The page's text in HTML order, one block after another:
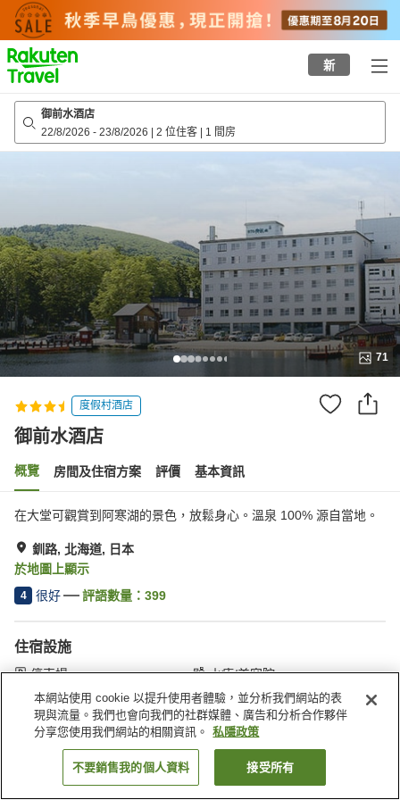
to
top
page
新
御前水酒店
22/8/2026 - 23/8/2026 | 2 位住客 | 1 間房
71
度假村酒店
御前水酒店
概覽 房間及住宿方案 評價 基本資訊
在大堂可觀賞到阿寒湖的景色，放鬆身心。溫泉 100% 源自當地。
釧路, 北海道, 日本
於地圖上顯示
4 很好 評語數量： 399
住宿設施
停車場
水療/美容院
咖啡廳
自動販賣機
主頁 日本 北海道 釧路 御前水酒店
找客房
本網站使用 cookie 以提升使用者體驗，並分析我們網站的表
現與流量。我們也會向我們的社群媒體、廣告和分析合作夥伴
分享您使用我們網站的相關資訊。
私隱政策
不要銷售我的個人資料 接受所有